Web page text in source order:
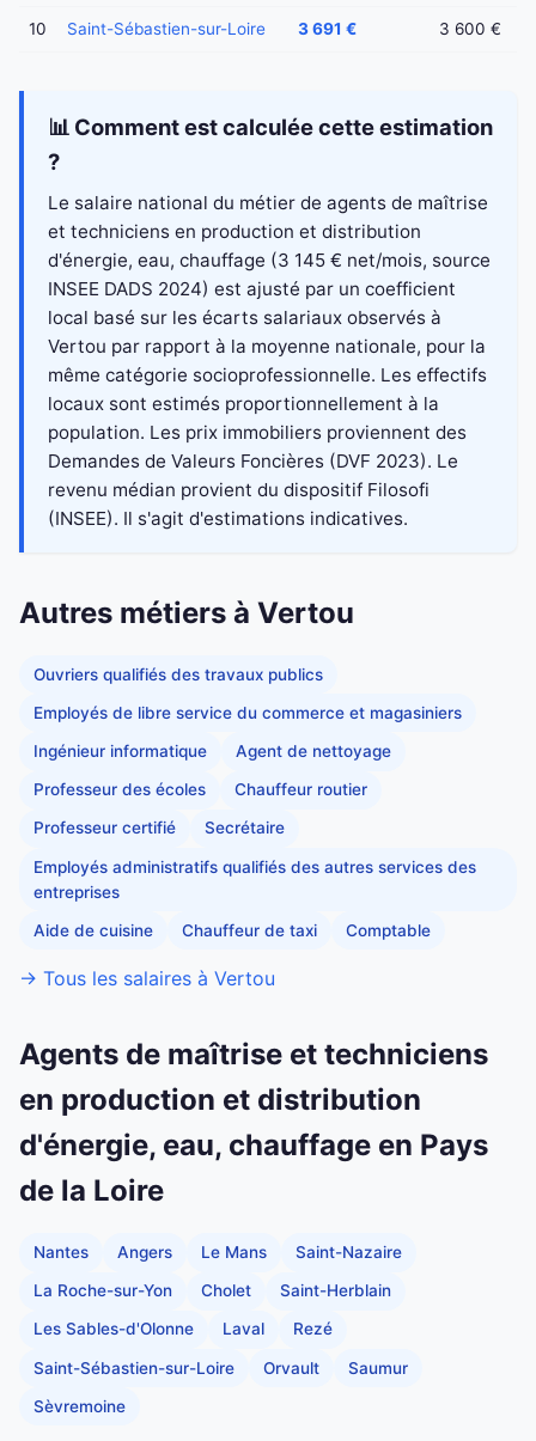
10 Saint-Sébastien-sur-Loire 3 691 € 3 600 €
📊 Comment est calculée cette estimation
?
Le salaire national du métier de agents de maîtrise
et techniciens en production et distribution
d'énergie, eau, chauffage (3 145 € net/mois, source
INSEE DADS 2024) est ajusté par un coefficient
local basé sur les écarts salariaux observés à
Vertou par rapport à la moyenne nationale, pour la
même catégorie socioprofessionnelle. Les effectifs
locaux sont estimés proportionnellement à la
population. Les prix immobiliers proviennent des
Demandes de Valeurs Foncières (DVF 2023). Le
revenu médian provient du dispositif Filosofi
(INSEE). Il s'agit d'estimations indicatives.
Autres métiers à Vertou
Ouvriers qualifiés des travaux publics
Employés de libre service du commerce et magasiniers
Ingénieur informatique Agent de nettoyage
Professeur des écoles Chauffeur routier
Professeur certifié Secrétaire
Employés administratifs qualifiés des autres services des
entreprises
Aide de cuisine Chauffeur de taxi Comptable
→ Tous les salaires à Vertou
Agents de maîtrise et techniciens
en production et distribution
d'énergie, eau, chauffage en Pays
de la Loire
Nantes Angers Le Mans Saint-Nazaire
La Roche-sur-Yon Cholet Saint-Herblain
Les Sables-d'Olonne Laval Rezé
Saint-Sébastien-sur-Loire Orvault Saumur
Sèvremoine